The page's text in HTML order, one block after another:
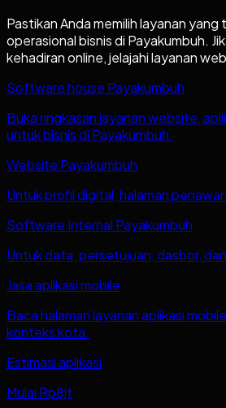
Pastikan Anda memilih layanan
operasional bisnis di Payakumbuh.
kehadiran online, jelajahi layanan
Software house Payakumbuh
Buka ringkasan layanan website,
untuk bisnis di Payakumbuh.
Website Payakumbuh
Untuk profil digital, halaman
Software Internal Payakumbuh
Untuk data, persetujuan, dasbor,
Jasa aplikasi mobile
Baca halaman layanan aplikasi
konteks kota.
Estimasi aplikasi
Mulai Rp8jt